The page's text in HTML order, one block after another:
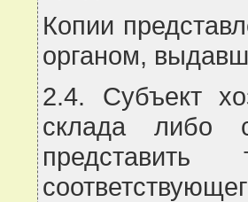
Копии
органом,
2.4. Субъект
склада либо
представить